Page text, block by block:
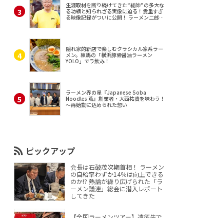
生涯取材を断り続けてきた“総帥”の多大な
る功績と知られざる実像に迫る！貴重すぎ
る映像記録がついに公開！ ラーメン二郎
隠れ家的新店で楽しむクラシカル家系ラー
メン。練馬の「横浜豚骨醤油ラーメン
YOLO」でラ飲み！
ラーメン界の星『Japanese Soba
Noodles 蔦』創業者・大西祐貴を味わう！
～再始動に込められた想い
ピックアップ
会長は石破茂次期首相！ ラーメン
の自給率わずか14％は向上できる
のか!? 熱論が繰り広げられた「ラ
ーメン議連」総会に潜入レポート
してきた